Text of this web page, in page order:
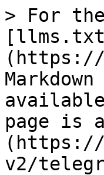
> For
(https://
page is
(https://
v2/